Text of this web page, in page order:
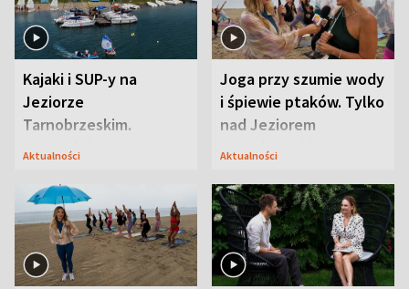
Kajaki i SUP-y na
Jeziorze
Tarnobrzeskim.
Przyrodnicy zwracają
Aktualności
Joga przy szumie wody
i śpiewie ptaków. Tylko
nad Jeziorem
Tarnobrzeskim
Aktualności